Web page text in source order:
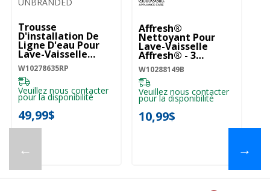
←
Trousse
D'installation De
Ligne D'eau Pour
Lave-Vaisselle
W10278635RP
W10278635RP
Veuillez nous contacter
pour la disponibilité
49,99$
Affresh®
Nettoyant Pour
Lave-Vaisselle
Affresh® - 3
Pastilles
W10288149B
W10288149B
Veuillez nous contacter
pour la disponibilité
10,99$
→